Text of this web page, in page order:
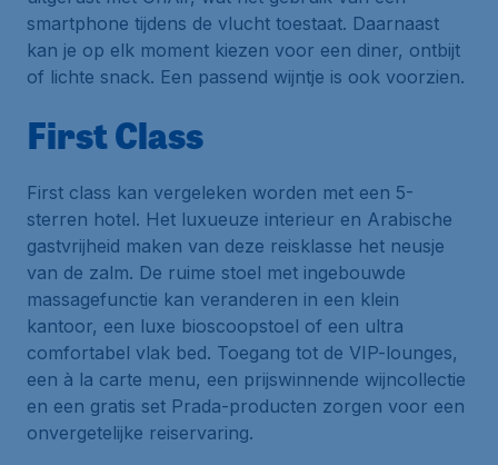
smartphone tijdens de vlucht toestaat. Daarnaast
kan je op elk moment kiezen voor een diner, ontbijt
of lichte snack. Een passend wijntje is ook voorzien.
First Class
First class kan vergeleken worden met een 5-
sterren hotel. Het luxueuze interieur en Arabische
gastvrijheid maken van deze reisklasse het neusje
van de zalm. De ruime stoel met ingebouwde
massagefunctie kan veranderen in een klein
kantoor, een luxe bioscoopstoel of een ultra
comfortabel vlak bed. Toegang tot de VIP-lounges,
een à la carte menu, een prijswinnende wijncollectie
en een gratis set Prada-producten zorgen voor een
onvergetelijke reiservaring.